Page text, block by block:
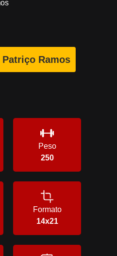
Patriço Ramos
Peso
250
Formato
14x21